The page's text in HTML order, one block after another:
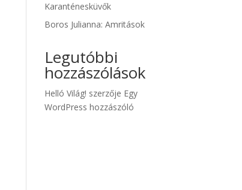
Karanténesküvők
Boros Julianna: Amritások
Legutóbbi
hozzászólások
Helló Világ! szerzője Egy
WordPress hozzászóló